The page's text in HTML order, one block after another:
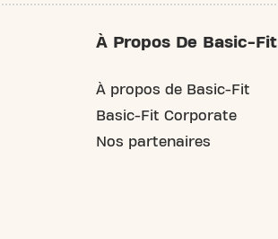
À Propos De Basic-Fit
À propos de Basic-Fit
Basic-Fit Corporate
Nos partenaires